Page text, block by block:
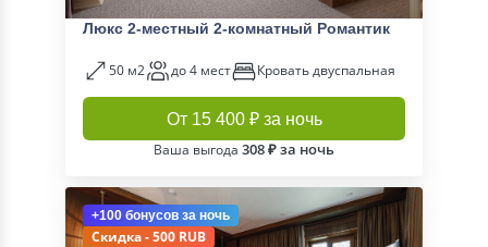
Люкс 2-местный 2-комнатный Романтик
50 м2 до 4 мест Кровать двуспальная
От 15 400 ₽ за ночь
Ваша выгода 308 ₽ за ночь
+100 бонусов за ночь
Скидка - 500 RUB